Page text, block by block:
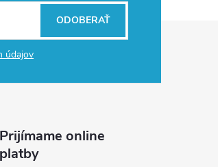
údajov
ODOBERAŤ
Prijímame online
platby